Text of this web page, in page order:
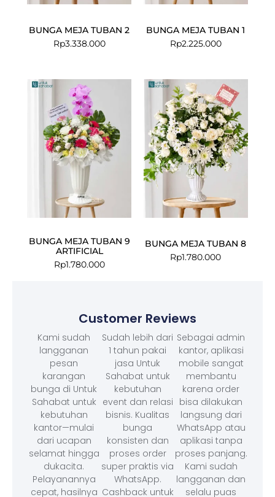
BUNGA MEJA TUBAN 2
Rp3.338.000
BUNGA MEJA TUBAN 1
Rp2.225.000
BUNGA MEJA TUBAN 9
ARTIFICIAL
Rp1.780.000
BUNGA MEJA TUBAN 8
Rp1.780.000
Customer Reviews
Kami sudah
langganan
pesan
karangan
bunga di Untuk
Sahabat untuk
kebutuhan
kantor—mulai
dari ucapan
selamat hingga
dukacita.
Pelayanannya
cepat, hasilnya
Sudah lebih dari
1 tahun pakai
jasa Untuk
Sahabat untuk
kebutuhan
event dan relasi
bisnis. Kualitas
bunga
konsisten dan
proses order
super praktis via
WhatsApp.
Cashback untuk
Sebagai admin
kantor, aplikasi
mobile sangat
membantu
karena order
bisa dilakukan
langsung dari
WhatsApp atau
aplikasi tanpa
proses panjang.
Kami sudah
langganan dan
selalu puas